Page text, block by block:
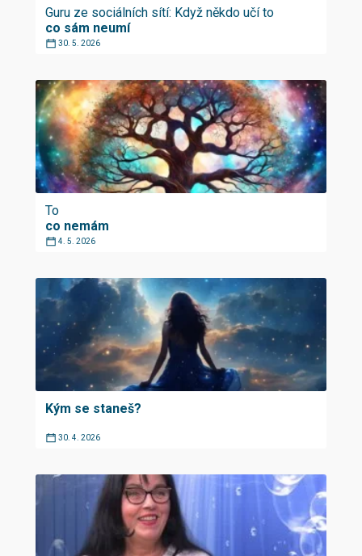
Guru ze sociálních sítí: Když někdo učí to
co sám neumí
30. 5. 2026
To
co nemám
4. 5. 2026
Kým se staneš?
30. 4. 2026